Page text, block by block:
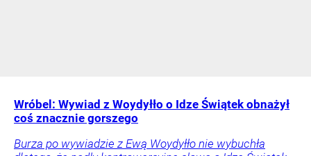
Wróbel: Wywiad z Woydyłło o Idze Świątek obnażył
coś znacznie gorszego
Burza po wywiadzie z Ewą Woydyłło nie wybuchła